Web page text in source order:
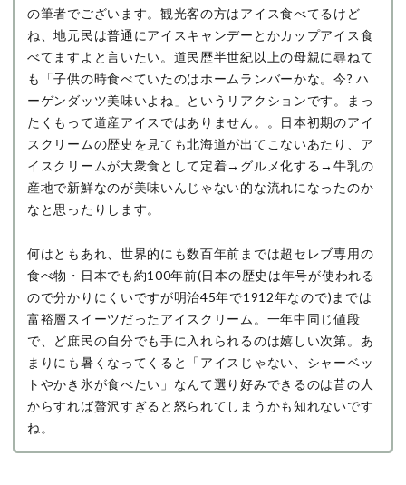
の筆者でございます。観光客の方はアイス食べてるけど
ね、地元民は普通にアイスキャンデーとかカップアイス食
べてますよと言いたい。道民歴半世紀以上の母親に尋ねて
も「子供の時食べていたのはホームランバーかな。今? ハ
ーゲンダッツ美味いよね」というリアクションです。まっ
たくもって道産アイスではありません。。日本初期のアイ
スクリームの歴史を見ても北海道が出てこないあたり、ア
イスクリームが大衆食として定着→グルメ化する→牛乳の
産地で新鮮なのが美味いんじゃない的な流れになったのか
なと思ったりします。
何はともあれ、世界的にも数百年前までは超セレブ専用の
食べ物・日本でも約100年前(日本の歴史は年号が使われる
ので分かりにくいですが明治45年で1912年なので)までは
富裕層スイーツだったアイスクリーム。一年中同じ値段
で、ど庶民の自分でも手に入れられるのは嬉しい次第。あ
まりにも暑くなってくると「アイスじゃない、シャーベッ
トやかき氷が食べたい」なんて選り好みできるのは昔の人
からすれば贅沢すぎると怒られてしまうかも知れないです
ね。